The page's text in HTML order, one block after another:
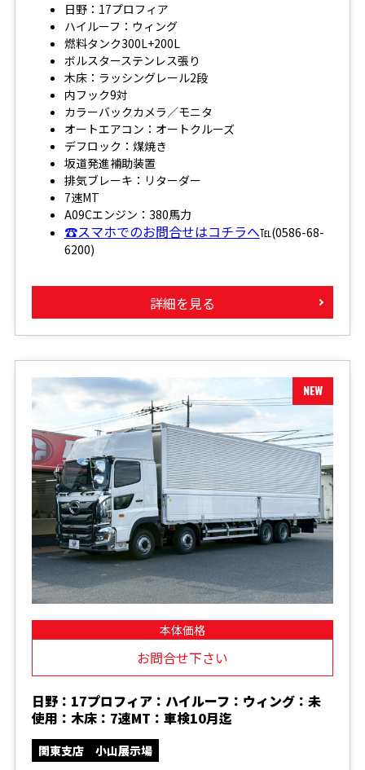
日野：17プロフィア
ハイルーフ：ウィング
燃料タンク300L+200L
ボルスターステンレス張り
木床：ラッシングレール2段
内フック9対
カラーバックカメラ／モニタ
オートエアコン：オートクルーズ
デフロック：煤焼き
坂道発進補助装置
排気ブレーキ：リターダー
7速MT
A09Cエンジン：380馬力
☎スマホでのお問合せはコチラへ℡(0586-68-
6200)
詳細を見る
本体価格
お問合せ下さい
日野：17プロフィア：ハイルーフ：ウィング：未
使用：木床：7速MT：車検10月迄
関東支店 小山展示場